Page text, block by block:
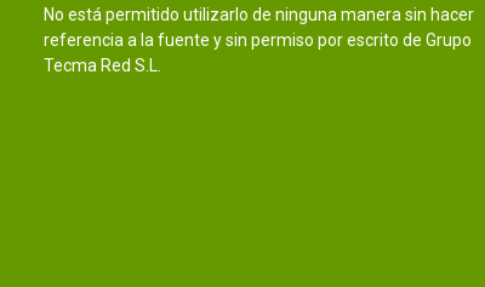
No está permitido utilizarlo de ninguna manera sin hacer
referencia a la fuente y sin permiso por escrito de Grupo
Tecma Red S.L.